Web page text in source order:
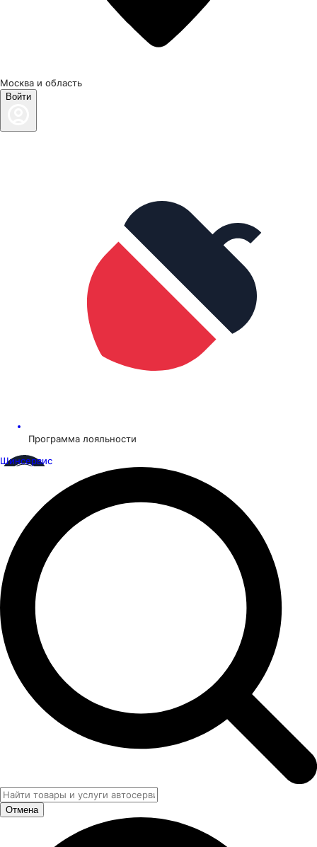
Москва и область
Войти
Программа лояльности
Шинсервис
Отмена